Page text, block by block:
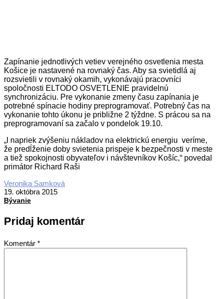
Zapínanie jednotlivých vetiev verejného osvetlenia mesta
Košice je nastavené na rovnaký čas. Aby sa svietidlá aj
rozsvietili v rovnaký okamih, vykonávajú pracovníci
spoločnosti ELTODO OSVETLENIE pravidelnú
synchronizáciu. Pre vykonanie zmeny času zapínania je
potrebné spínacie hodiny preprogramovať. Potrebný čas na
vykonanie tohto úkonu je približne 2 týždne. S prácou sa na
preprogramovaní sa začalo v pondelok 19.10.
„I napriek zvýšeniu nákladov na elektrickú energiu veríme,
že predĺženie doby svietenia prispeje k bezpečnosti v meste
a tiež spokojnosti obyvateľov i návštevníkov Košíc,“ povedal
primátor Richard Raši
2015-
10-
19
Veronika Samková
19. októbra 2015
Bývanie
Pridaj komentár
Komentár *